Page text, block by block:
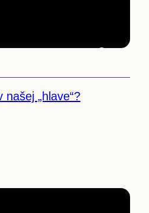
„hlave“?